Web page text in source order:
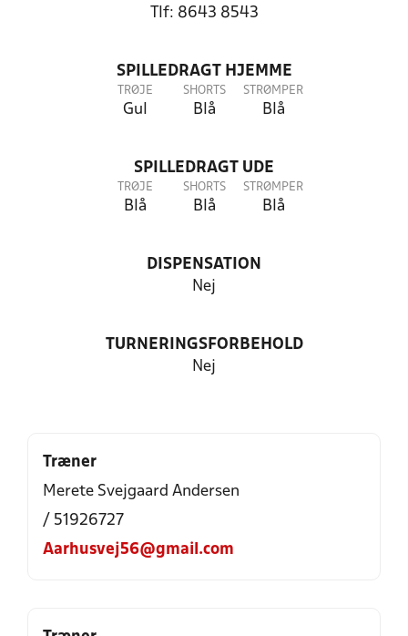
Tlf: 8643 8543
SPILLEDRAGT HJEMME
TRØJE
Gul
SHORTS
Blå
STRØMPER
Blå
SPILLEDRAGT UDE
TRØJE
Blå
SHORTS
Blå
STRØMPER
Blå
DISPENSATION
Nej
TURNERINGSFORBEHOLD
Nej
Træner
Merete Svejgaard Andersen
/ 51926727
Aarhusvej56@gmail.com